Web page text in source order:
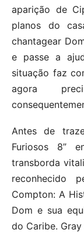
aparição de
planos do
chantagear
e passe a
situação faz
agora
Antes de
Furiosos 8”
transborda
reconhecido
Compton: A
Dom e sua
do Caribe.